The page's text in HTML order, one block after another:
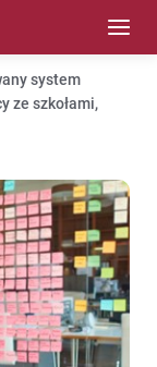
system
ze szkołami,